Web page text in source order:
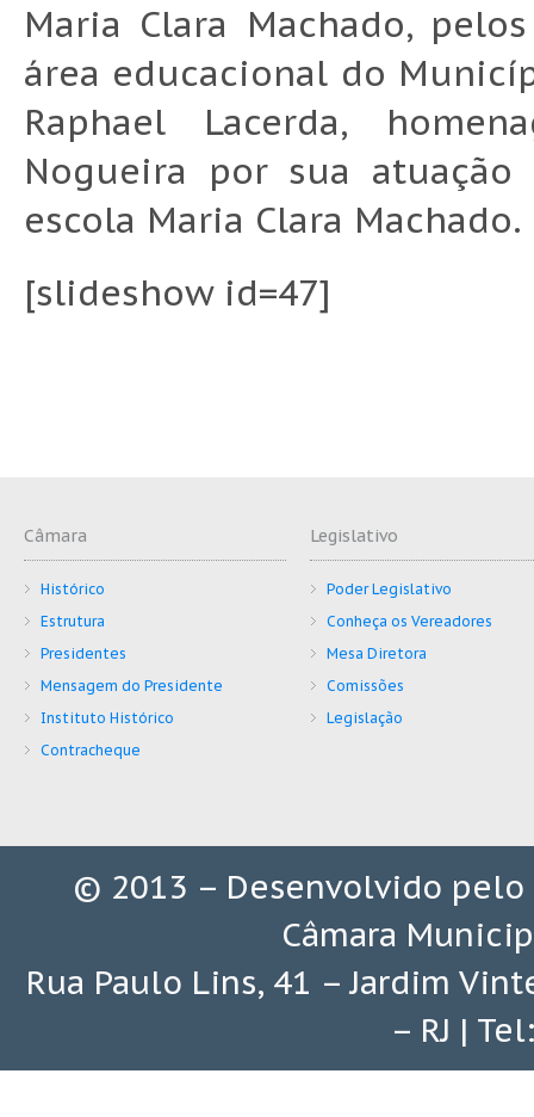
Maria Clara Machado,
área educacional do
Raphael Lacerda,
Nogueira por sua atuação
escola Maria Clara Machado.
[slideshow id=47]
Câmara
Histórico
Estrutura
Presidentes
Mensagem do Presidente
Instituto Histórico
Contracheque
Legislativo
Poder Legislativo
Conheça os Vereadores
Mesa Diretora
Comissões
Legislação
© 2013 – Desenvolvido pelo
Câmara
Rua Paulo Lins, 41 – Jardim
– RJ |